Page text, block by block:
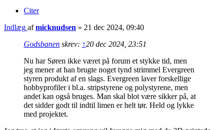
Citer
Indlæg afmicknudsen » 21 dec 2024, 09:40
Godsbanen skrev: ↑20 dec 2024, 23:51
Nu har Søren ikke været på forum et stykke tid, men
jeg mener at han brugte noget tynd strimmel Evergreen
styren produkt af en slags. Evergreen laver forskellige
hobbyprofiler i bl.a. stripstyrene og polystyrene, men
andet kan også bruges. Man skal blot være sikker på, at
det sidder godt til indtil limen er helt tør. Held og lykke
med projektet.